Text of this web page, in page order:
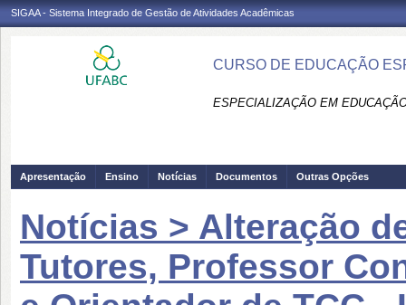
SIGAA - Sistema Integrado de Gestão de Atividades Acadêmicas
CURSO DE EDUCAÇÃO
ESPECIALIZAÇÃO EM
Apresentação Ensino Notícias Documentos Outras Opções
Notícias > Alteração
Tutores, Professor